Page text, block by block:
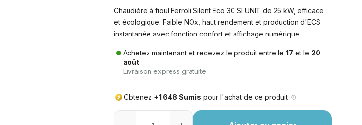
Chaudière à fioul Ferroli Silent Eco 30 SI UNIT de 25 kW, efficace
et écologique. Faible NOx, haut rendement et production d'ECS
instantanée avec fonction confort et affichage numérique.
Achetez maintenant et recevez le produit entre le17 et le 20
août
Livraison express gratuite
Obtenez +1 648 Sumis pour l'achat de ce produit